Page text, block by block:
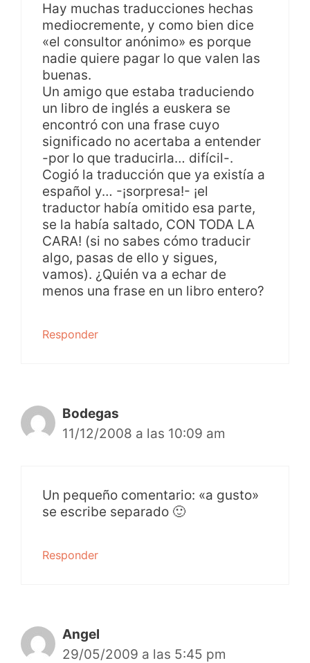
Hay muchas traducciones hechas
mediocremente, y como bien dice
«el consultor anónimo» es porque
nadie quiere pagar lo que valen las
buenas.
Un amigo que estaba traduciendo
un libro de inglés a euskera se
encontró con una frase cuyo
significado no acertaba a entender
-por lo que traducirla… difícil-.
Cogió la traducción que ya existía a
español y… -¡sorpresa!- ¡el
traductor había omitido esa parte,
se la había saltado, CON TODA LA
CARA! (si no sabes cómo traducir
algo, pasas de ello y sigues,
vamos). ¿Quién va a echar de
menos una frase en un libro entero?
Responder
Bodegas
11/12/2008 a las 10:09 am
Un pequeño comentario: «a gusto»
se escribe separado 🙂
Responder
Angel
29/05/2009 a las 5:45 pm